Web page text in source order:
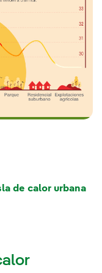
de calor urbana